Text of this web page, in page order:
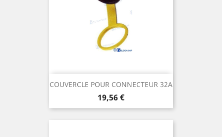
COUVERCLE POUR CONNECTEUR 32A
Prix
19,56 €